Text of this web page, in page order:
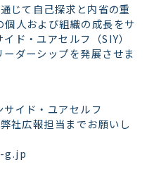
じて自己探求と内省の重
人および組織の成長をサ
ド・ユアセルフ（SIY）
ダーシップを発展させま
イド・ユアセルフ
社広報担当までお願いし
g.jp